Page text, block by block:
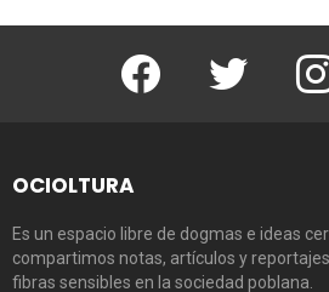
Facebook Twitter
OCIOLTURA
Es un espacio libre de dogmas e ideas
compartimos notas, artículos y
fibras sensibles en la sociedad poblana.